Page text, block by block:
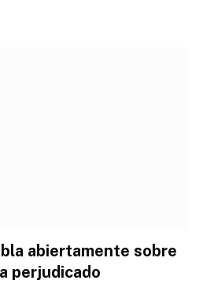
abiertamente sobre
perjudicado